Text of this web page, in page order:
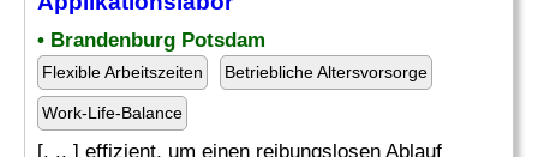
• Brandenburg Potsdam
Flexible Arbeitszeiten Betriebliche Altersvorsorge
Work-Life-Balance
[. .. ] effizient, um einen reibungslosen Ablauf